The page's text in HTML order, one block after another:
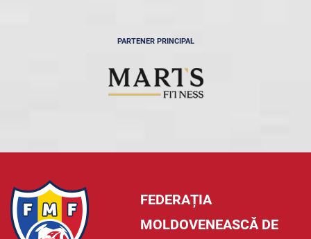
PARTENER PRINCIPAL
FEDERAȚIA
MOLDOVENEASCĂ DE